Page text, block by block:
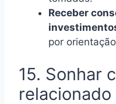
Receber
por
15. Sonhar
relacionado